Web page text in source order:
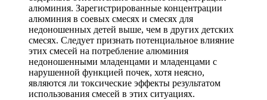
алюминия. Зарегистрированные концентрации
алюминия в соевых смесях и смесях для
недоношенных детей выше, чем в других детских
смесях. Следует признать потенциальное влияние
этих смесей на потребление алюминия
недоношенными младенцами и младенцами с
нарушенной функцией почек, хотя неясно,
являются ли токсические эффекты результатом
использования смесей в этих ситуациях.